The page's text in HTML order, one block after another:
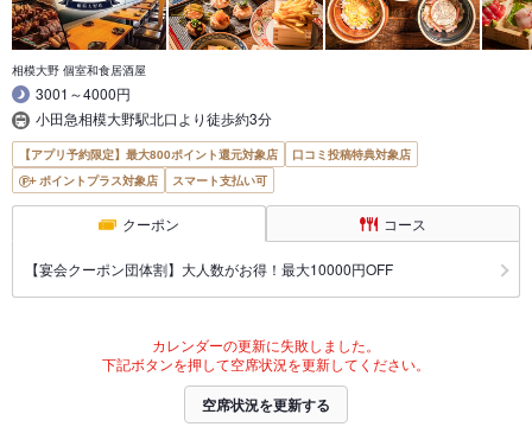
相模大野 個室和食居酒屋
3001～4000円
小田急相模大野駅北口より徒歩約3分
【アプリ予約限定】最大800ポイント還元対象店
口コミ投稿特典対象店
ポイントプラス対象店
スマート支払い可
クーポン コース
【宴会クーポン団体割】大人数がお得！最大10000円OFF
カレンダーの更新に失敗しました。
下記ボタンを押して空席状況を更新してください。
空席状況を更新する